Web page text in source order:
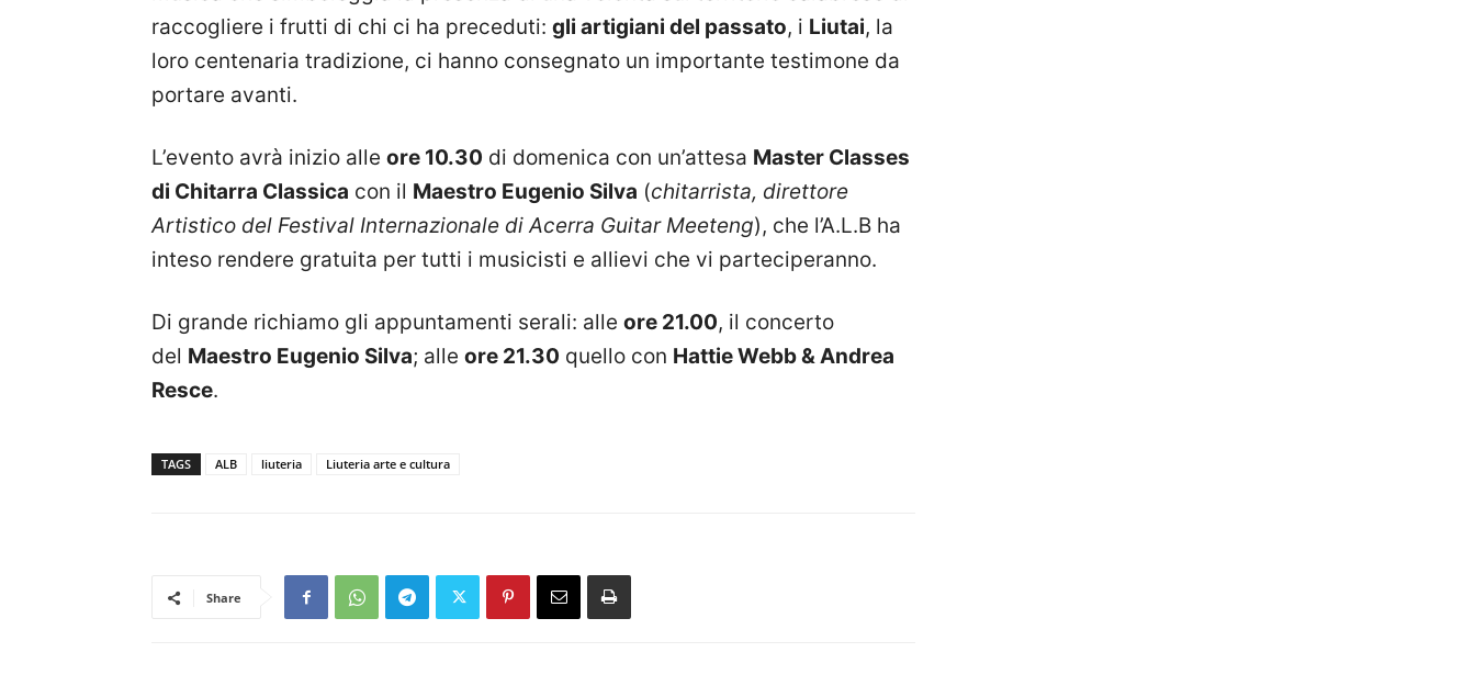
raccogliere i frutti di chi ci ha preceduti: gli artigiani del passato, i Liutai, la
loro centenaria tradizione, ci hanno consegnato un importante testimone da
portare avanti.
L’evento avrà inizio alle ore 10.30 di domenica con un’attesa Master Classes
di Chitarra Classica con il Maestro Eugenio Silva (chitarrista, direttore
Artistico del Festival Internazionale di Acerra Guitar Meeteng), che l’A.L.B ha
inteso rendere gratuita per tutti i musicisti e allievi che vi parteciperanno.
Di grande richiamo gli appuntamenti serali: alle ore 21.00, il concerto
del Maestro Eugenio Silva; alle ore 21.30 quello con Hattie Webb & Andrea
Resce.
TAGS ALB liuteria Liuteria arte e cultura
Share